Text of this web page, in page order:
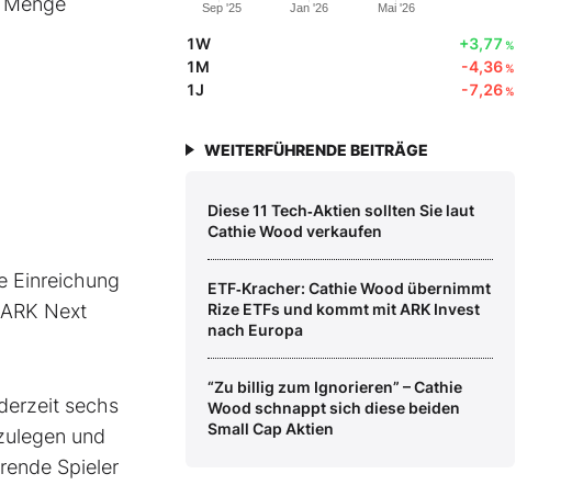
Einreichung
Next
sechs
und
Spieler
Jan '26
Sep '25 Mai '26
1W +3,77 %
1M -4,36%
1J -7,26%
WEITERFÜHRENDE BEITRÄGE
Diese 11 Tech‑Aktien sollten Sie laut
Cathie Wood verkaufen
ETF‑Kracher: Cathie Wood übernimmt
Rize ETFs und kommt mit ARK Invest
nach Europa
“Zu billig zum Ignorieren” – Cathie
Wood schnappt sich diese beiden
Small Cap Aktien